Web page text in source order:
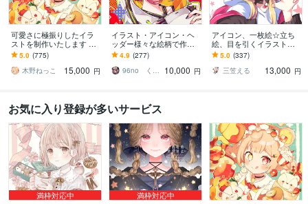
可愛さに極振りしたイラ
ストを制作いたします ★
商用利用＆二次利用込
み！ミニキャラは小物２
点まで無料！★
5.0 (775)
木野ねっこ
15,000 円
イラスト・アイコン・ヘ
ッダー様々な絵柄で作成
します 商用可！似顔絵・
ブログ・インスタ・動画
配信サムネ等用途様々！
4.9 (277)
96no くろの
10,000 円
アイコン、一枚絵☆立ち
絵、目を引くイラスト描
きます イリアム、サム
ネ、live2D、YouTube、歌
ってみたも
5.0 (337)
三笠える
13,000 円
お気に入り登録が多いサービス
満枠対応中
満枠対応中